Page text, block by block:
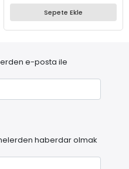
Sepete Ekle
e-posta ile
haberdar olmak